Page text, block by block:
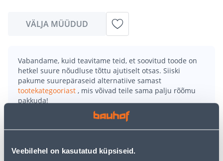
Veebilehel on kasutatud küpsiseid.
VÄLJA MÜÜDUD
Vabandame, kuid teavitame teid, et soovitud toode on
hetkel suure nõudluse tõttu ajutiselt otsas. Siiski
pakume suurepäraseid alternatiive samast
tootekategooriast , mis võivad teile sama palju rõõmu
pakkuda!
Teie ostlemisrõõm ei pea aga siin lõppema - oma
uurimistööd saate jätkata, naastes
kasutades meie võimsat otsingufunktsiooni, et leida